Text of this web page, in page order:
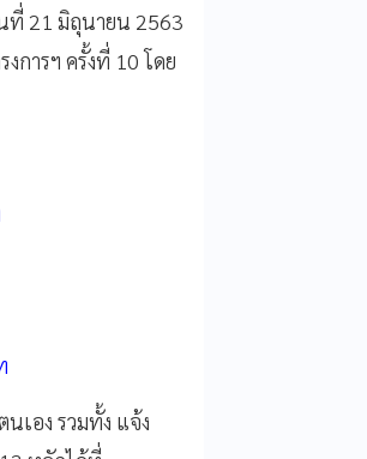
ที่ 21 มิถุนายน 2563
การฯ ครั้งที่ 10 โดย
นเอง รวมทั้ง แจ้ง